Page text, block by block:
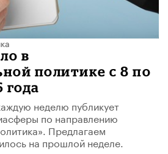
в
политике с 8 по
года
неделю публикует
по направлению
Предлагаем
на прошлой неделе.